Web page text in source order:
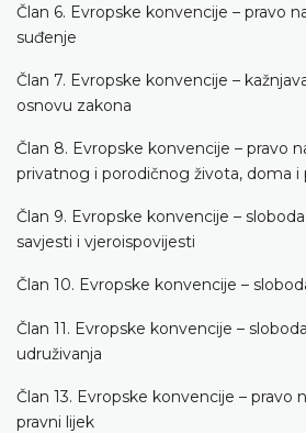
Član 6. Evropske konvencije – pravo
suđenje
Član 7. Evropske konvencije –
osnovu zakona
Član 8. Evropske konvencije – pravo
privatnog i porodičnog života, doma i
Član 9. Evropske konvencije –
savjesti i vjeroispovijesti
Član 10. Evropske konvencije –
Član 11. Evropske konvencije –
udruživanja
Član 13. Evropske konvencije – pravo
pravni lijek